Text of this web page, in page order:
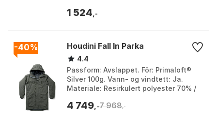
1 524 ,-
-40% Houdini Fall In Parka
4.4
Passform: Avslappet. Fôr: Primaloft®
Silver 100g. Vann- og vindtett: Ja.
Materiale: Resirkulert polyester 70% /
A touch o...
4 749 ,-7 968,-